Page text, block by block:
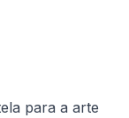
para a arte